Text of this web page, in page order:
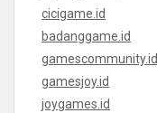
cicigame.id
badanggame.id
gamescommunity.id
gamesjoy.id
joygames.id